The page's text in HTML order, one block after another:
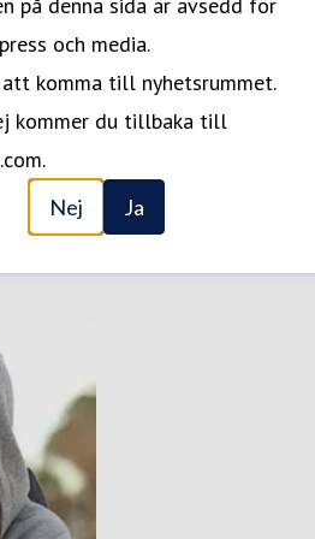
och media.
komma till nyhetsrummet.
kommer du tillbaka till
Nej Ja